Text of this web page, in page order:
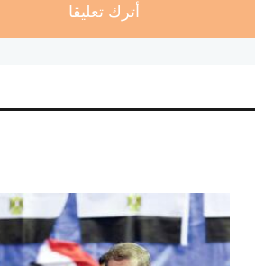
أترك تعليقا